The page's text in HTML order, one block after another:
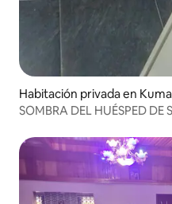
Habitación privada en
SOMBRA DEL HUÉSPED DE